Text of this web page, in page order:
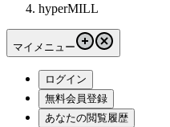
hyperMILL
マイメニュー
ログイン
無料会員登録
あなたの閲覧履歴